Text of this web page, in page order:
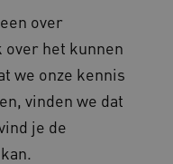
over
het kunnen
we onze kennis
vinden we dat
je de
Inc.